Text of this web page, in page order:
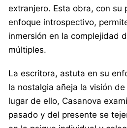
extranjero. Esta obra, con su
enfoque introspectivo,
inmersión en la complejidad
múltiples.
La escritora, astuta en su
la nostalgia añeja la visión
lugar de ello, Casanova
pasado y del presente se